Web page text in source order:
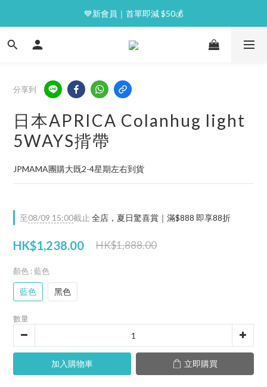
⭐逢星期一malluxe day｜7%購物金回贈
💙新會員｜首單即減 $50💰
⭐逢星期一malluxe day｜7%購物金回贈
分享到
日本APRICA Colanhug light
5WAYS揹帶
JPMAMA團購大既2-4星期左右到貨
至08/09 15:00截止 全店，夏日驚喜賞｜滿$888 即享88折
HK$1,238.00 HK$1,888.00
顏色 : 藍色
藍色 黑色
數量
加入購物車 立即購買